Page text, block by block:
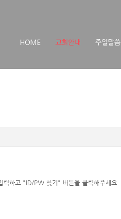
HOME 교회안내 주일말씀
력하고 "ID/PW 찾기" 버튼을 클릭해주세요.